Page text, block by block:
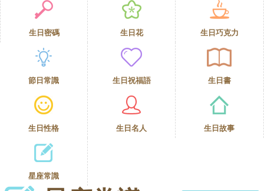
生日密碼 生日花 生日巧克力
節日常識 生日祝福語 生日書
生日性格 生日名人 生日故事
星座常識